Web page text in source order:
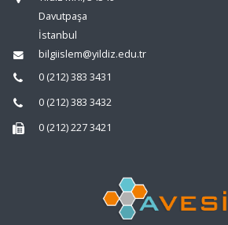
Davutpaşa
İstanbul
bilgiislem@yildiz.edu.tr
0 (212) 383 3431
0 (212) 383 3432
0 (212) 227 3421